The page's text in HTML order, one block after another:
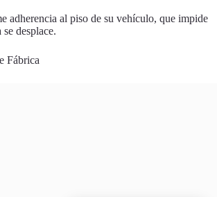
adherencia al piso de su vehículo, que impide
desplace.
Fábrica